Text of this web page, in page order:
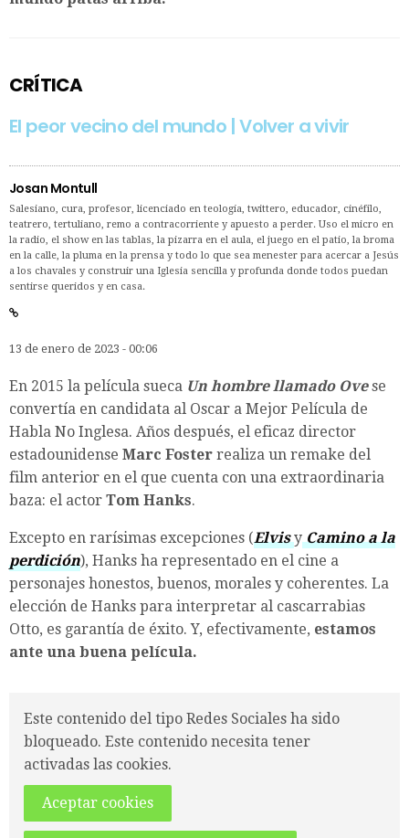
CRÍTICA
El peor vecino del mundo | Volver a vivir
Josan Montull
Salesiano, cura, profesor, licenciado en teología, twittero, educador, cinéfilo,
teatrero, tertuliano, remo a contracorriente y apuesto a perder. Uso el micro en
la radio, el show en las tablas, la pizarra en el aula, el juego en el patio, la broma
en la calle, la pluma en la prensa y todo lo que sea menester para acercar a Jesús
a los chavales y construir una Iglesia sencilla y profunda donde todos puedan
sentirse queridos y en casa.
13 de enero de 2023 - 00:06
En 2015 la película sueca Un hombre llamado Ove se
convertía en candidata al Oscar a Mejor Película de
Habla No Inglesa. Años después, el eficaz director
estadounidense Marc Foster realiza un remake del
film anterior en el que cuenta con una extraordinaria
baza: el actor Tom Hanks.
Excepto en rarísimas excepciones (ElvisyCamino a la
perdición), Hanks ha representado en el cine a
personajes honestos, buenos, morales y coherentes. La
elección de Hanks para interpretar al cascarrabias
Otto, es garantía de éxito. Y, efectivamente, estamos
ante una buena película.
Este contenido del tipo Redes Sociales ha sido
bloqueado. Este contenido necesita tener
activadas las cookies.
Aceptar cookies